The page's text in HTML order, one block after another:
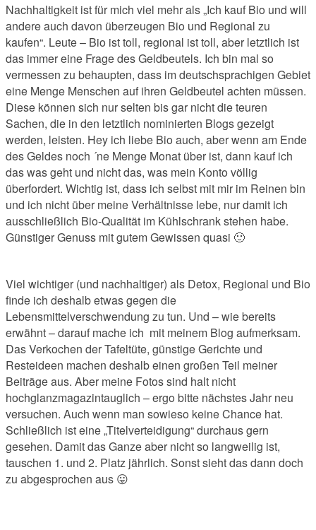
Nachhaltigkeit ist für mich viel mehr als „Ich kauf Bio und will
andere auch davon überzeugen Bio und Regional zu
kaufen“. Leute – Bio ist toll, regional ist toll, aber letztlich ist
das immer eine Frage des Geldbeutels. Ich bin mal so
vermessen zu behaupten, dass im deutschsprachigen Gebiet
eine Menge Menschen auf ihren Geldbeutel achten müssen.
Diese können sich nur selten bis gar nicht die teuren
Sachen, die in den letztlich nominierten Blogs gezeigt
werden, leisten. Hey ich liebe Bio auch, aber wenn am Ende
des Geldes noch ´ne Menge Monat über ist, dann kauf ich
das was geht und nicht das, was mein Konto völlig
überfordert. Wichtig ist, dass ich selbst mit mir im Reinen bin
und ich nicht über meine Verhältnisse lebe, nur damit ich
ausschließlich Bio-Qualität im Kühlschrank stehen habe.
Günstiger Genuss mit gutem Gewissen quasi 🙂
Viel wichtiger (und nachhaltiger) als Detox, Regional und Bio
finde ich deshalb etwas gegen die
Lebensmittelverschwendung zu tun. Und – wie bereits
erwähnt – darauf mache ich mit meinem Blog aufmerksam.
Das Verkochen der Tafeltüte, günstige Gerichte und
Resteideen machen deshalb einen großen Teil meiner
Beiträge aus. Aber meine Fotos sind halt nicht
hochglanzmagazintauglich – ergo bitte nächstes Jahr neu
versuchen. Auch wenn man sowieso keine Chance hat.
Schließlich ist eine „Titelverteidigung“ durchaus gern
gesehen. Damit das Ganze aber nicht so langweilig ist,
tauschen 1. und 2. Platz jährlich. Sonst sieht das dann doch
zu abgesprochen aus 😛